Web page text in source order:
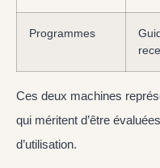
Programmes
Ces deux machines
qui méritent d’être
d’utilisation.